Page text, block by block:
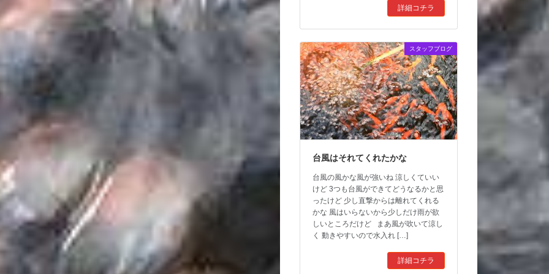
詳細コチラ
スタッフブログ
台風はそれてくれたかな
台風の風かな風が強いね 涼しくていい
けど 3つも台風ができてどうなるかと思
ったけど 少し直撃からは離れてくれる
かな 風はいらないから少しだけ雨が欲
しいところだけど まあ風が吹いて涼し
く 動きやすいので水入れ […]
詳細コチラ